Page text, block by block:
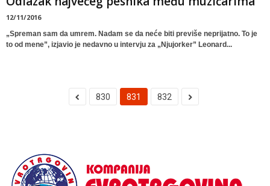
12/11/2016
„Spreman sam da umrem. Nadam se da neće biti previše neprijatno. To je
to od mene”, izjavio je nedavno u intervju za „Njujorker” Leonard...
830 831 832